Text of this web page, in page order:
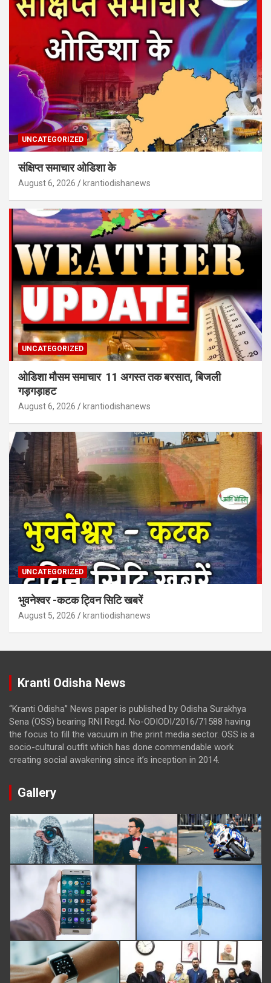
UNCATEGORIZED
संक्षिप्त समाचार ओडिशा के
August 6, 2026 krantiodishanews
UNCATEGORIZED
ओडिशा मौसम समाचार 11 अगस्त तक बरसात, बिजली
गड़गड़ाहट
August 6, 2026 krantiodishanews
UNCATEGORIZED
भुवनेश्वर -कटक ट्विन सिटि खबरें
August 5, 2026 krantiodishanews
Kranti Odisha News
“Kranti Odisha” News paper is published by Odisha Surakhya
Sena (OSS) bearing RNI Regd. No-ODIODI/2016/71588 having
the focus to fill the vacuum in the print media sector. OSS is a
socio-cultural outfit which has done commendable work
creating social awakening since it’s inception in 2014.
Gallery